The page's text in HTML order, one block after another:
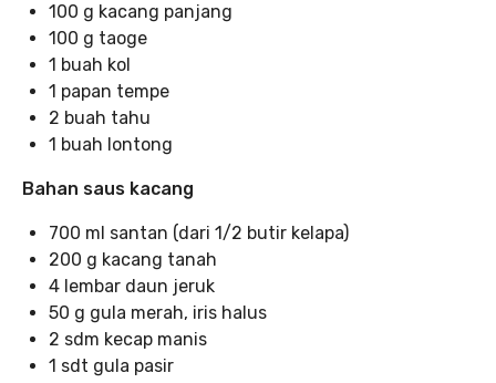
100 g kacang panjang
100 g taoge
1 buah kol
1 papan tempe
2 buah tahu
1 buah lontong
Bahan saus kacang
700 ml santan (dari 1/2 butir kelapa)
200 g kacang tanah
4 lembar daun jeruk
50 g gula merah, iris halus
2 sdm kecap manis
1 sdt gula pasir